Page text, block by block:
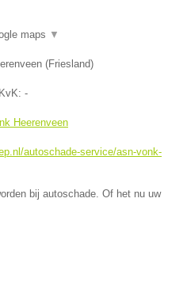
maps ▼
(Friesland)
KvK: -
Heerenveen
autoschade-service/asn-vonk-
bij autoschade. Of het nu uw